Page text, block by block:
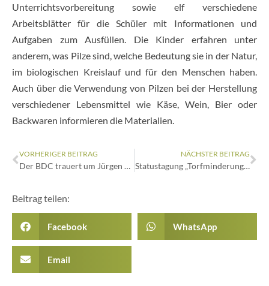
Unterrichtsvorbereitung sowie elf verschiedene
Arbeitsblätter für die Schüler mit Informationen und
Aufgaben zum Ausfüllen. Die Kinder erfahren unter
anderem, was Pilze sind, welche Bedeutung sie in der Natur,
im biologischen Kreislauf und für den Menschen haben.
Auch über die Verwendung von Pilzen bei der Herstellung
verschiedener Lebensmittel wie Käse, Wein, Bier oder
Backwaren informieren die Materialien.
VORHERIGER BEITRAG
Der BDC trauert um Jürgen Diederichsen
NÄCHSTER BEITRAG
Statustagung „Torfminderung im Gartenbau“ in Berlin
Beitrag teilen:
Facebook WhatsApp
Email